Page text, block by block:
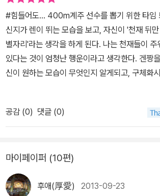
내는 말이 무게를 띠는 것은 행동이 따를 때 뿐이
한 '하루하루가 나의 최선을 경신한다.'라는 말처
있을까? 노력한 만큼 결과가 나오는 것은 아니
않으면 결과는 전혀 나오지 않는다.
──────
#힘들어도... 400m계주 선수를 뽑기 위한 타임
신지가 렌이 뛰는 모습을 보고, 자신이 '천재 뒤
별자리'라는 생각을 하게 된다. 나는 천재들이
있다는 것이 엄청난 행운이라고 생각한다. 겐짱
신이 원하는 모습이 무엇인지 알게되고, 구체화
해서 너도 천재가 될 수 있기를 바래~ 그리고 꼭
옆에 뛰어난 사람이 있다면 이렇게 생각하는 것
바 옆에서 뛰게 된 신지가 '큰일 났다'라고 생각
라만 가면 된다, 그러다 따라잡을 수도 있다, 이기
는다 치고 즐기면서 뛰어라.' 이 말을 좌절감이나
고 있는 사람들에게 말해주며 응원하고 싶다. ☆
공감 (0) 댓글 (0)
마이페이퍼 (10편)
후애(厚愛) 2013-09-23